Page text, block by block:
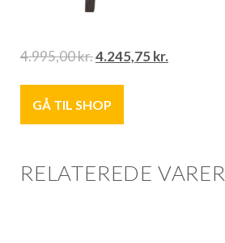
4.995,00kr.4.245,75kr.
GÅ TIL SHOP
RELATEREDE VARER